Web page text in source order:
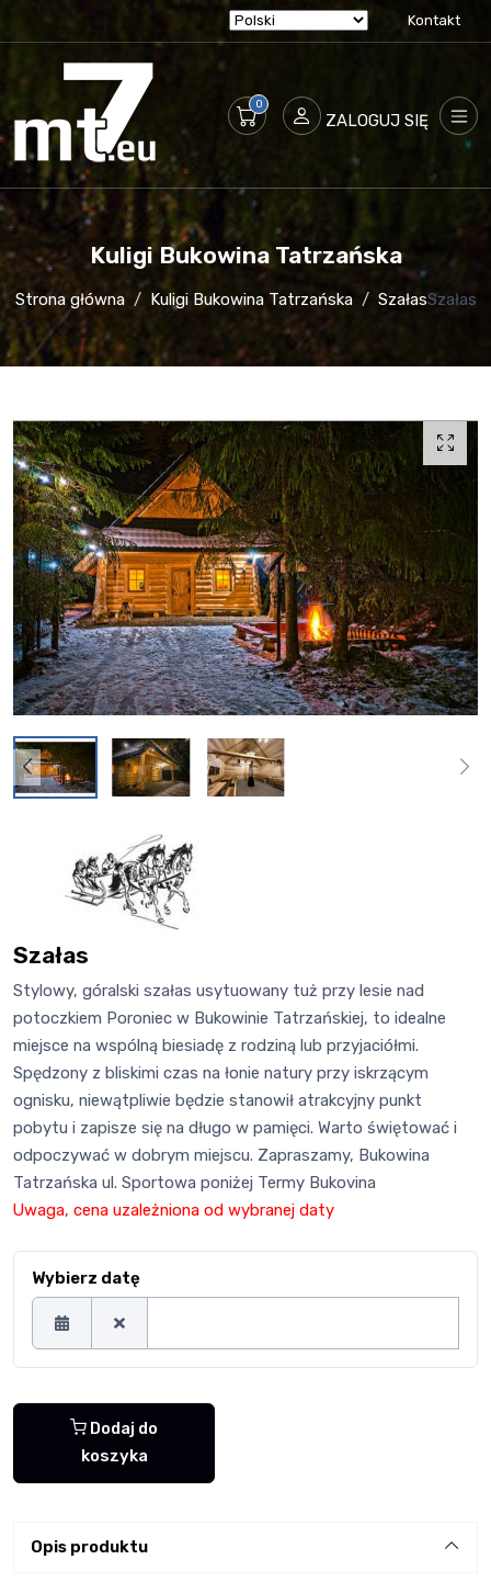
Kontakt
ZALOGUJ SIĘ
Kuligi Bukowina Tatrzańska
Strona główna Kuligi Bukowina Tatrzańska SzałasSzałas
Szałas
Stylowy, góralski szałas usytuowany tuż przy lesie nad
potoczkiem Poroniec w Bukowinie Tatrzańskiej, to idealne
miejsce na wspólną biesiadę z rodziną lub przyjaciółmi.
Spędzony z bliskimi czas na łonie natury przy iskrzącym
ognisku, niewątpliwie będzie stanowił atrakcyjny punkt
pobytu i zapisze się na długo w pamięci. Warto świętować i
odpoczywać w dobrym miejscu. Zapraszamy, Bukowina
Tatrzańska ul. Sportowa poniżej Termy Bukovina
Uwaga, cena uzależniona od wybranej daty
Wybierz datę
Dodaj do
koszyka
Opis produktu